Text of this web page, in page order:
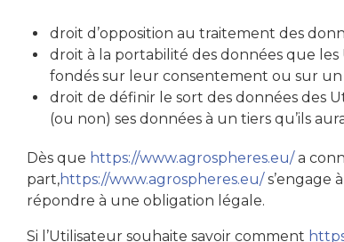
droit d’opposition au traitement des
droit à la portabilité des données que
fondés sur leur consentement ou sur
droit de définir le sort des données des
(ou non) ses données à un tiers qu’ils
Dès que https://www.agrospheres.eu/ a
part,https://www.agrospheres.eu/ s’engage
répondre à une obligation légale.
Si l’Utilisateur souhaite savoir comment